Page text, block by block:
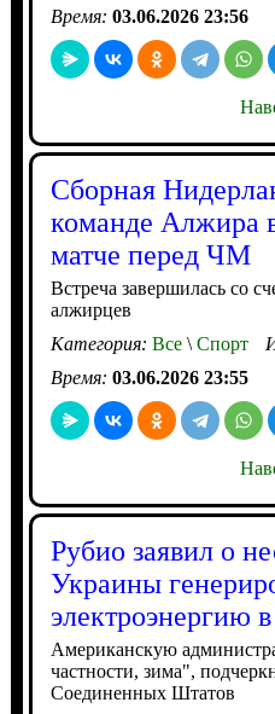
Время: 03.06.2026 23:56
Сборная
команде Алжира
матче перед ЧМ
Встреча завершилась со
алжирцев
Категория: Все\Спорт
Время: 03.06.2026 23:55
Рубио заявил о
Украины
электроэнергию
Американскую
частности, зима",
Соединенных Штатов